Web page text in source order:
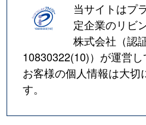
当サイトはプ
定企業のリビ
株式会社（認
10830322(10)）が運営し
お客様の個人情報は大切
す。